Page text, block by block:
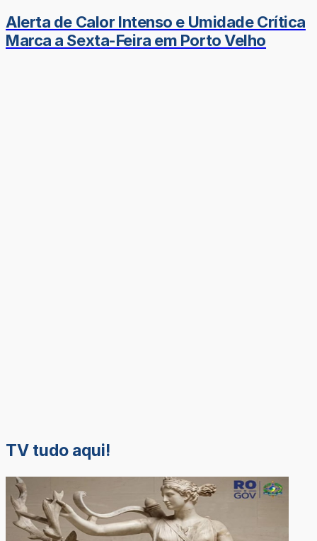
Alerta de Calor Intenso e Umidade Crítica
Marca a Sexta-Feira em Porto Velho
TV tudo aqui!